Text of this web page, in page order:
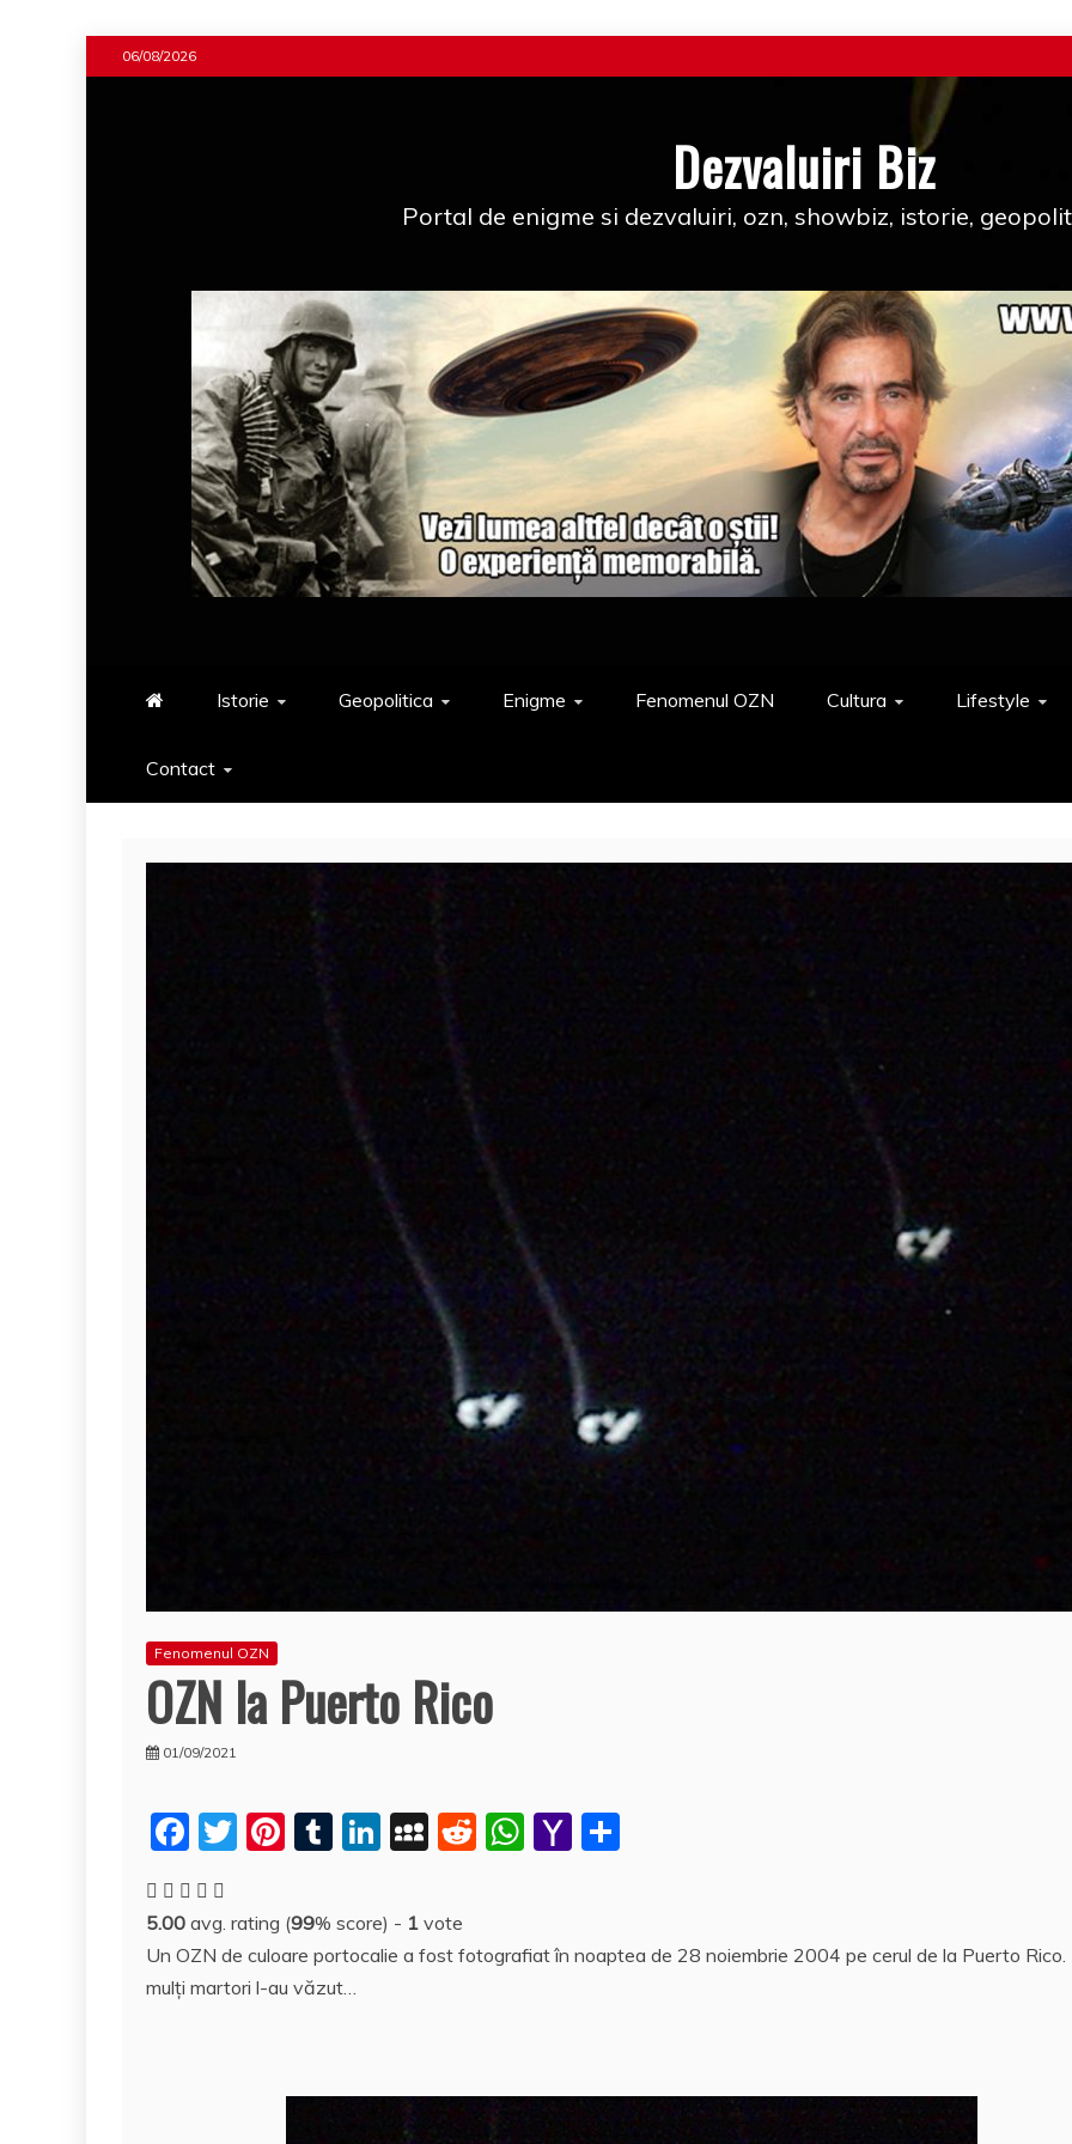
to
06/08/2026
Dezvaluiri Biz
Portal de enigme si dezvaluiri, ozn, showbiz, istorie,
Istorie Geopolitica Enigme Fenomenul OZN Cultura Lifestyle
Contact
Fenomenul OZN
OZN la Puerto Rico
01/09/2021
F
a
c
e
b
T
itt
er
Pi
er
e
st
T
m
bl
r
Li
k
e
M
S
p
R
di
W
s
Y
o
l
aj
ă
5.00 avg. rating (99% score) - 1 vote
Un OZN de culoare portocalie a fost fotografiat în noaptea de 28 noiembrie 2004 pe cerul de la Puerto Rico.
mulţi martori l-au văzut…